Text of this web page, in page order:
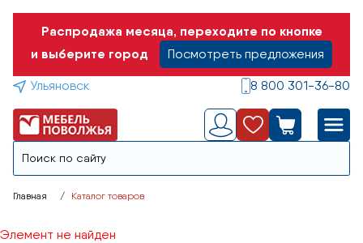
Распродажа месяца, переходите по кнопке
и выберите город
Посмотреть предложения
Ульяновск 8 800 301-36-80
Главная Каталог товаров
Элемент не найден